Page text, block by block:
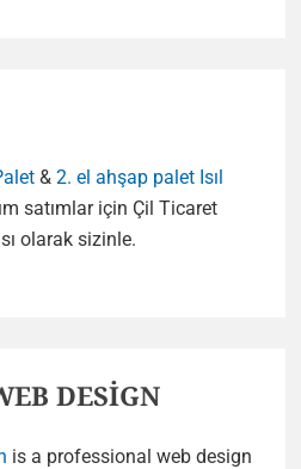
& 2. el ahşap palet Isıl
satımlar için Çil Ticaret
olarak sizinle.
DESİGN
is a professional web design